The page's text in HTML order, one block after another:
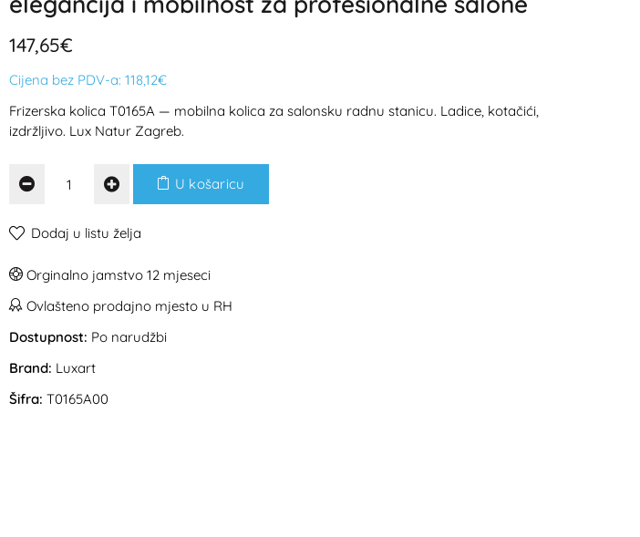
147,65€
Cijena bez PDV-a: 118,12€
Frizerska kolica T0165A — mobilna kolica za salonsku radnu stanicu. Ladice, kotačići,
izdržljivo. Lux Natur Zagreb.
U košaricu
Dodaj u listu želja
Orginalno jamstvo 12 mjeseci
Ovlašteno prodajno mjesto u RH
Dostupnost: Po narudžbi
Brand: Luxart
Šifra: T0165A00